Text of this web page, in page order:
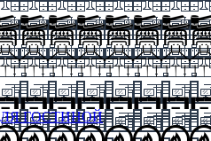
ГОСТИНОЙ